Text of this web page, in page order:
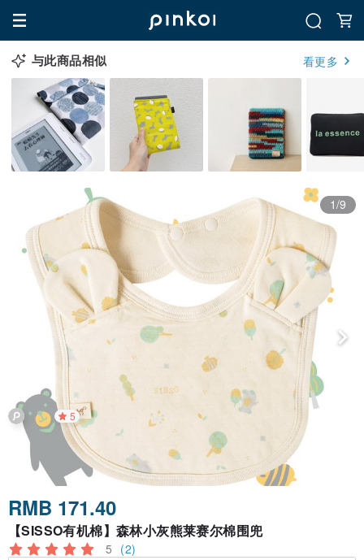
与此商品相似 看更多
1/9
5
RMB 171.40
【SISSO有机棉】森林小灰熊莱赛尔棉围兜
5 (2)